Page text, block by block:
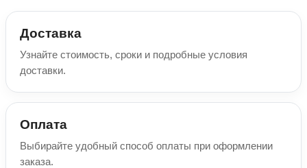
Доставка
Узнайте стоимость, сроки и подробные условия
доставки.
Оплата
Выбирайте удобный способ оплаты при оформлении
заказа.